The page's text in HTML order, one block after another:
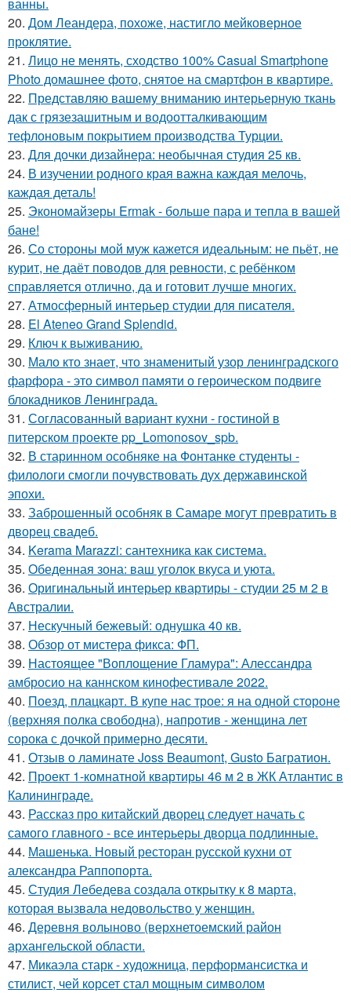
20. Дом Леандера, похоже, настигло мейковерное
проклятие.
21. Лицо не менять, сходство 100% Casual Smartphone
Photo домашнее фото, снятое на смартфон в квартире.
22. Представляю вашему вниманию интерьерную ткань
дак с грязезашитным и водоотталкивающим
тефлоновым покрытием производства Турции.
23. Для дочки дизайнера: необычная студия 25 кв.
24. В изучении родного края важна каждая мелочь,
каждая деталь!
25. Экономайзеры Ermak - больше пара и тепла в вашей
бане!
26. Со стороны мой муж кажется идеальным: не пьёт, не
курит, не даёт поводов для ревности, с ребёнком
справляется отлично, да и готовит лучше многих.
27. Атмосферный интерьер студии для писателя.
28. El Ateneo Grand Splendid.
29. Ключ к выживанию.
30. Мало кто знает, что знаменитый узор ленинградского
фарфора - это символ памяти о героическом подвиге
блокадников Ленинграда.
31. Согласованный вариант кухни - гостиной в
питерском проекте pp_Lomonosov_spb.
32. В старинном особняке на Фонтанке студенты -
филологи смогли почувствовать дух державинской
эпохи.
33. Заброшенный особняк в Самаре могут превратить в
дворец свадеб.
34. Kerama Marazzi: сантехника как система.
35. Обеденная зона: ваш уголок вкуса и уюта.
36. Оригинальный интерьер квартиры - студии 25 м 2 в
Австралии.
37. Нескучный бежевый: однушка 40 кв.
38. Обзор от мистера фикса: ФП.
39. Настоящее "Воплощение Гламура": Алессандра
амбросио на каннском кинофестивале 2022.
40. Поезд, плацкарт. В купе нас трое: я на одной стороне
(верхняя полка свободна), напротив - женщина лет
сорока с дочкой примерно десяти.
41. Отзыв о ламинате Joss Beaumont, Gusto Багратион.
42. Проект 1-комнатной квартиры 46 м 2 в ЖК Атлантис в
Калининграде.
43. Рассказ про китайский дворец следует начать с
самого главного - все интерьеры дворца подлинные.
44. Машенька. Новый ресторан русской кухни от
александра Раппопорта.
45. Студия Лебедева создала открытку к 8 марта,
которая вызвала недовольство у женщин.
46. Деревня волыново (верхнетоемский район
архангельской области.
47. Микаэла старк - художница, перформансистка и
стилист, чей корсет стал мощным символом